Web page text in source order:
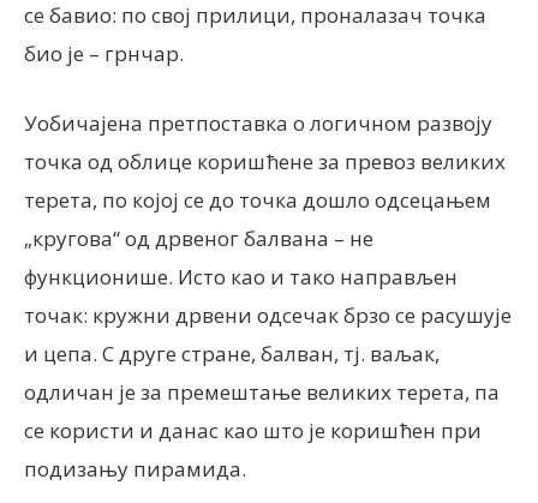
се бавио: по свој прилици, проналазач точка
био је – грнчар.
Уобичајена претпоставка о логичном развоју
точка од облице коришћене за превоз великих
терета, по којој се до точка дошло одсецањем
„кругова“ од дрвеног балвана – не
функционише. Исто као и тако направљен
точак: кружни дрвени одсечак брзо се расушује
и цепа. С друге стране, балван, тј. ваљак,
одличан је за премештање великих терета, па
се користи и данас као што је коришћен при
подизању пирамида.